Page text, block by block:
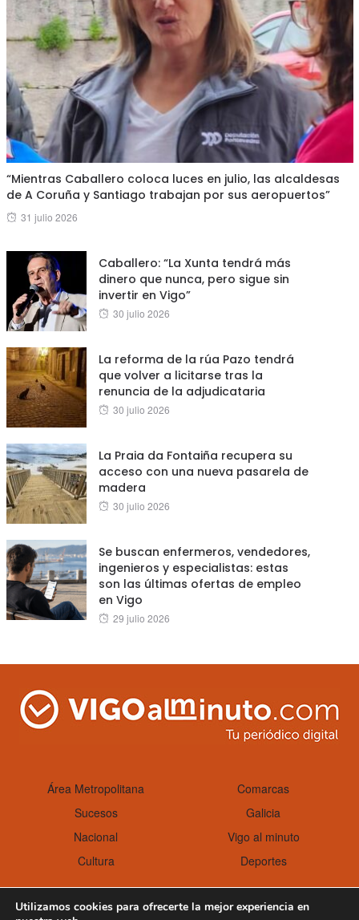
“Mientras Caballero coloca luces en julio, las alcaldesas
de A Coruña y Santiago trabajan por sus aeropuertos”
Posted
31 julio 2026
Caballero: “La Xunta tendrá más
dinero que nunca, pero sigue sin
invertir en Vigo”
Posted
30 julio 2026
La reforma de la rúa Pazo tendrá
que volver a licitarse tras la
renuncia de la adjudicataria
Posted
30 julio 2026
La Praia da Fontaiña recupera su
acceso con una nueva pasarela de
madera
Posted
30 julio 2026
Se buscan enfermeros, vendedores,
ingenieros y especialistas: estas
son las últimas ofertas de empleo
en Vigo
Posted
29 julio 2026
Área Metropolitana
Comarcas
Sucesos
Galicia
Nacional
Vigo al minuto
Cultura
Deportes
Utilizamos cookies para ofrecerte la mejor experiencia en